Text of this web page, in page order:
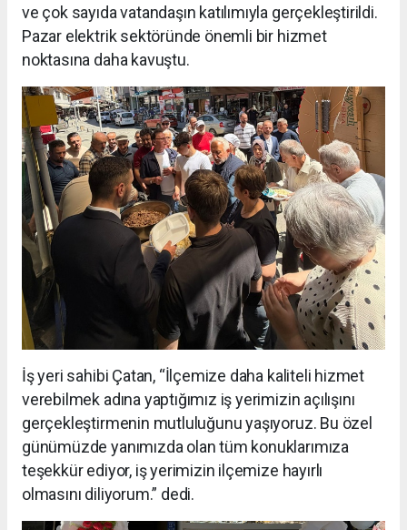
ve çok sayıda vatandaşın katılımıyla gerçekleştirildi.
Pazar elektrik sektöründe önemli bir hizmet
noktasına daha kavuştu.
İş yeri sahibi Çatan, “İlçemize daha kaliteli hizmet
verebilmek adına yaptığımız iş yerimizin açılışını
gerçekleştirmenin mutluluğunu yaşıyoruz. Bu özel
günümüzde yanımızda olan tüm konuklarımıza
teşekkür ediyor, iş yerimizin ilçemize hayırlı
olmasını diliyorum.” dedi.